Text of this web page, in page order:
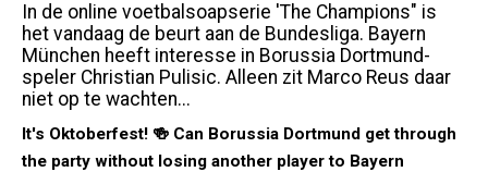
In de online voetbalsoapserie 'The Champions" is
het vandaag de beurt aan de Bundesliga. Bayern
München heeft interesse in Borussia Dortmund-
speler Christian Pulisic. Alleen zit Marco Reus daar
niet op te wachten...
It's Oktoberfest! 🍻 Can Borussia Dortmund get through
the party without losing another player to Bayern